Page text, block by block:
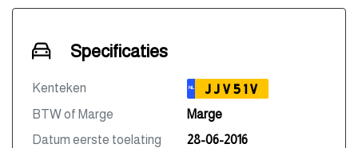
Specificaties
Kenteken NL JJV51V
BTW of Marge
Marge
Datum eerste toelating
28-06-2016